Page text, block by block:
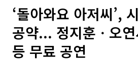
‘돌아와요 아저씨’,
공약... 정지훈ㆍ오
등 무료 공연